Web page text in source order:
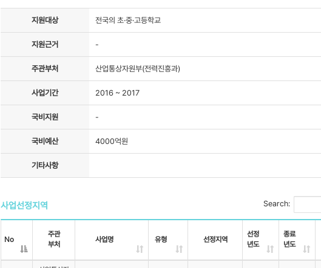
지원대상 전국의 초·중·고등학교
지원근거 -
주관부처 산업통상자원부(전력진흥과)
사업기간 2016 ~ 2017
국비지원 -
국비예산 4000억원
기타사항
사업선정지역 Search:
No
주관
부처
사업명 유형 선정지역
선정
년도
종료
년도